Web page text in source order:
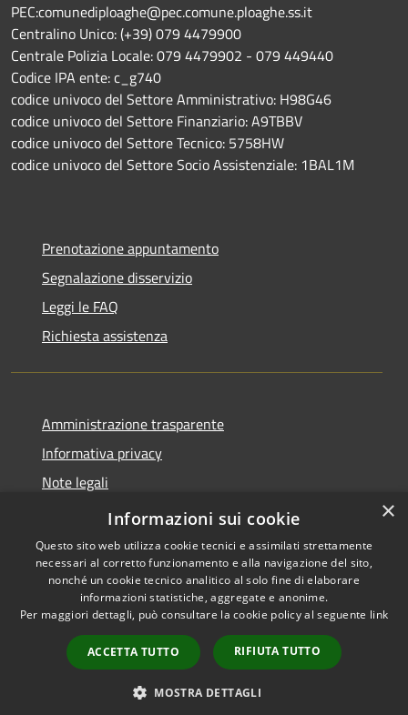
PEC:comunediploaghe@pec.comune.ploaghe.ss.it
Centralino Unico: (+39) 079 4479900
Centrale Polizia Locale: 079 4479902 - 079 449440
Codice IPA ente: c_g740
codice univoco del Settore Amministrativo: H98G46
codice univoco del Settore Finanziario: A9TBBV
codice univoco del Settore Tecnico: 5758HW
codice univoco del Settore Socio Assistenziale: 1BAL1M
Prenotazione appuntamento
Segnalazione disservizio
Leggi le FAQ
Richiesta assistenza
Amministrazione trasparente
Informativa privacy
Note legali
Dichiarazione di accessibilità
Accessibilità
Copyright © 2026 • Comune di
Ploaghe • Powered by
Municipium•
Accesso
redazione
×
Informazioni sui cookie
Questo sito web utilizza cookie tecnici e assimilati strettamente
necessari al corretto funzionamento e alla navigazione del sito,
nonché un cookie tecnico analitico al solo fine di elaborare
informazioni statistiche, aggregate e anonime.
Per maggiori dettagli, può consultare la cookie policy al seguente link
ACCETTA TUTTO RIFIUTA TUTTO
MOSTRA DETTAGLI